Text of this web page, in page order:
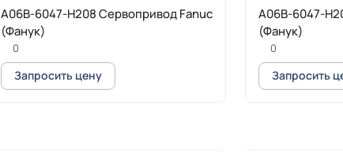
A06B-6047-H208 Сервопривод Fanuc
(Фанук)
0
Запросить цену
A06B-6047-
(Фанук)
0
Запросить